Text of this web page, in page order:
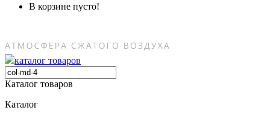
В корзине пусто!
каталог товаров
Каталог товаров
Каталог